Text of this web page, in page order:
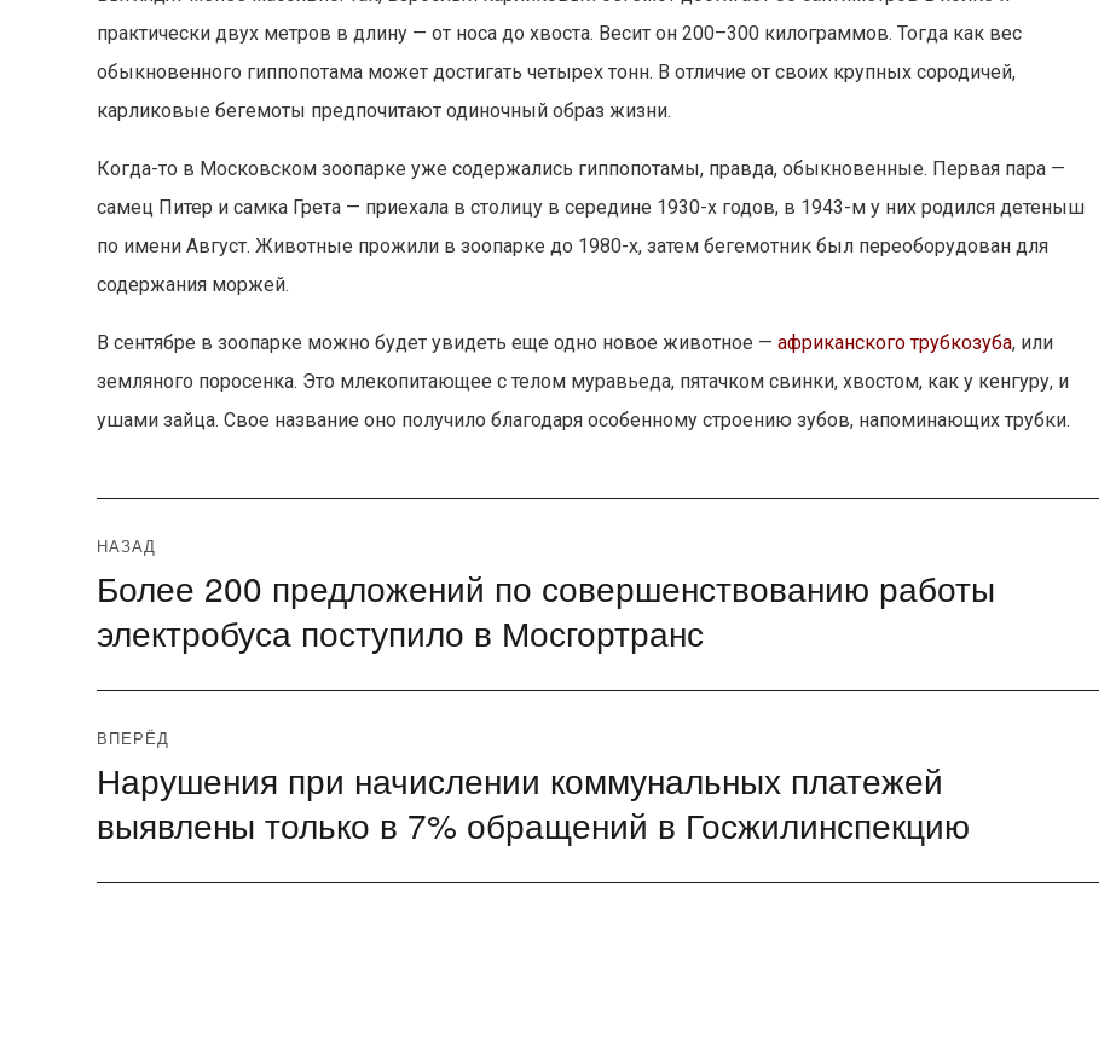
практически двух метров в длину — от носа до хвоста. Весит он 200–300 килограммов. Тогда как вес
обыкновенного гиппопотама может достигать четырех тонн. В отличие от своих крупных сородичей,
карликовые бегемоты предпочитают одиночный образ жизни.
Когда-то в Московском зоопарке уже содержались гиппопотамы, правда, обыкновенные. Первая пара —
самец Питер и самка Грета — приехала в столицу в середине 1930-х годов, в 1943-м у них родился детеныш
по имени Август. Животные прожили в зоопарке до 1980-х, затем бегемотник был переоборудован для
содержания моржей.
В сентябре в зоопарке можно будет увидеть еще одно новое животное —африканского трубкозуба, или
земляного поросенка. Это млекопитающее с телом муравьеда, пятачком свинки, хвостом, как у кенгуру, и
ушами зайца. Свое название оно получило благодаря особенному строению зубов, напоминающих трубки.
Навигация
по
записям
НАЗАД
Предыдущая
Более 200 предложений по совершенствованию работы
электробуса поступило в Мосгортранс
ВПЕРЁД
Следующая
запись:
Нарушения при начислении коммунальных платежей
выявлены только в 7% обращений в Госжилинспекцию